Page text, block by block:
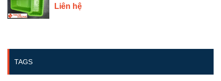
Liên hệ
TAGS